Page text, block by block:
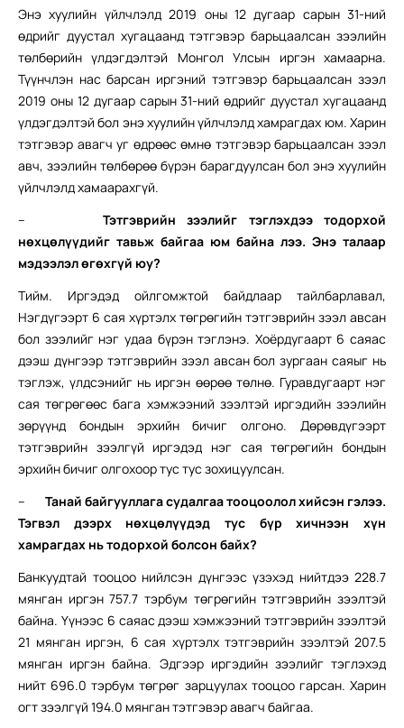
Энэ хуулийн үйлчлэлд 2019 оны 12 дугаар сарын 31-ний
өдрийг дуустал хугацаанд тэтгэвэр барьцаалсан зээлийн
төлбөрийн үлдэгдэлтэй Монгол Улсын иргэн хамаарна.
Түүнчлэн нас барсан иргэний тэтгэвэр барьцаалсан зээл
2019 оны 12 дугаар сарын 31-ний өдрийг дуустал хугацаанд
үлдэгдэлтэй бол энэ хуулийн үйлчлэлд хамрагдах юм. Харин
тэтгэвэр авагч уг өдрөөс өмнө тэтгэвэр барьцаалсан зээл
авч, зээлийн төлбөрөө бүрэн барагдуулсан бол энэ хуулийн
үйлчлэлд хамаарахгүй.
–Тэтгэврийн зээлийг тэглэхдээ тодорхой
нөхцөлүүдийг тавьж байгаа юм байна лээ. Энэ талаар
мэдээлэл өгөхгүй юу?
Тийм. Иргэдэд ойлгомжтой байдлаар тайлбарлавал,
Нэгдүгээрт 6 сая хүртэлх төгрөгийн тэтгэврийн зээл авсан
бол зээлийг нэг удаа бүрэн тэглэнэ. Хоёрдугаарт 6 саяас
дээш дүнгээр тэтгэврийн зээл авсан бол зургаан саяыг нь
тэглэж, үлдсэнийг нь иргэн өөрөө төлнө. Гуравдугаарт нэг
сая төгрөгөөс бага хэмжээний зээлтэй иргэдийн зээлийн
зөрүүнд бондын эрхийн бичиг олгоно. Дөрөвдүгээрт
тэтгэврийн зээлгүй иргэдэд нэг сая төгрөгийн бондын
эрхийн бичиг олгохоор тус тус зохицуулсан.
– Танай байгууллага судалгаа тооцоолол хийсэн гэлээ.
Тэгвэл дээрх нөхцөлүүдэд тус бүр хичнээн хүн
хамрагдах нь тодорхой болсон байх?
Банкуудтай тооцоо нийлсэн дүнгээс үзэхэд нийтдээ 228.7
мянган иргэн 757.7 тэрбум төгрөгийн тэтгэврийн зээлтэй
байна. Үүнээс 6 саяас дээш хэмжээний тэтгэврийн зээлтэй
21 мянган иргэн, 6 сая хүртэлх тэтгэврийн зээлтэй 207.5
мянган иргэн байна. Эдгээр иргэдийн зээлийг тэглэхэд
нийт 696.0 тэрбум төгрөг зарцуулах тооцоо гарсан. Харин
огт зээлгүй 194.0 мянган тэтгэвэр авагч байгаа.